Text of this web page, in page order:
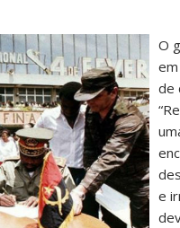
O
de
e